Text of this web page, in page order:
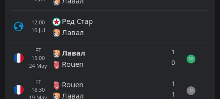
12:00
10 Jul
Ред Стар
Лавал
FT
15:00
24 May
Лавал
Rouen
1
0
W
FT
18:30
19 May
Rouen
Лавал
1
1
D